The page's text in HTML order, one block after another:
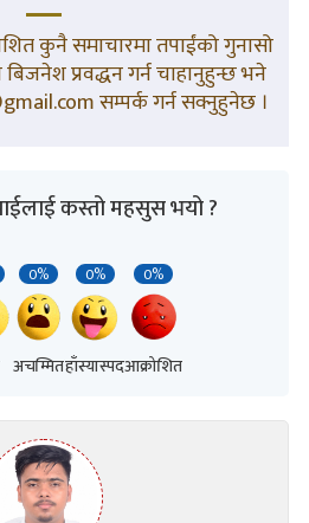
कुनै समाचारमा तपाईंको गुनासो
प्रवद्धन गर्न चाहानुहुन्छ भने
सम्पर्क गर्न सक्नुहुनेछ ।
कस्तो महसुस भयो ?
0%
अचम्मित
0%
हाँस्यास्पद
0%
आक्रोशित